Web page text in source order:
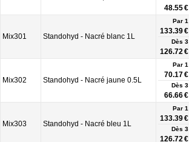
48.55 €
Mix301 Standohyd - Nacré blanc 1L
Par 1
133.39 €
Dès 3
126.72 €
Mix302 Standohyd - Nacré jaune 0.5L
Par 1
70.17 €
Dès 3
66.66 €
Mix303 Standohyd - Nacré bleu 1L
Par 1
133.39 €
Dès 3
126.72 €